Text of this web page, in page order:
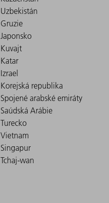
Uzbekistán
Gruzie
Japonsko
Kuvajt
Katar
Izrael
Korejská republika
Spojené arabské emiráty
Saúdská Arábie
Turecko
Vietnam
Singapur
Tchaj-wan